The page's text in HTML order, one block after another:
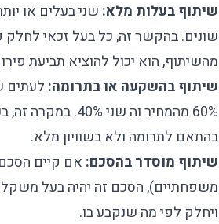
שיתוף בעלות מלא: שני בעלים או
שונים. בהקשר זה, כל בעל זכאי
מהשיתוף, הוא יכול להוציא תביעת
שיתוף בהשקעה או בתרומה: לעתים
60% מהמחיר וה
בהתאם לתרומה ולא בשוויון מלא.
שיתוף מוסדר בהסכם: אם קיים
משפחתיים), הסכם זה יהיה בעל
ויחלק לפי מה שנקבע בו.